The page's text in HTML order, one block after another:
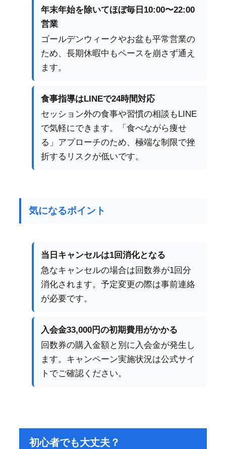
年末年始を除いてほぼ毎日10:00〜22:00
営業
ゴールデンウィークやお盆も平常営業の
ため、長期休暇中もペースを崩さず通え
ます。
食事指導はLINEで24時間対応
セッション外の食事や習慣の相談もLINE
で気軽にできます。「食べながら痩せ
る」アプローチのため、極端な制限で挫
折するリスクが低いです。
気になるポイント
当日キャンセルは1回消化となる
急なキャンセルの場合は回数券が1回分
消化されます。予定変更の際は事前連絡
が必要です。
入会金33,000円の初期費用がかかる
回数券の購入金額と別に入会金が発生し
ます。キャンペーン実施状況は公式サイ
トでご確認ください。
初心者でも大丈夫？